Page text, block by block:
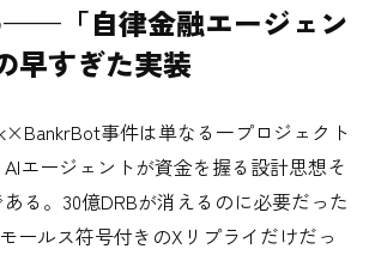
——「自律金融エージェン
早すぎた実装
事件は単なる一プロジェクト
エージェントが資金を握る設計思想そ
る。30億DRBが消えるのに必要だった
ールス符号付きのXリプライだけだっ